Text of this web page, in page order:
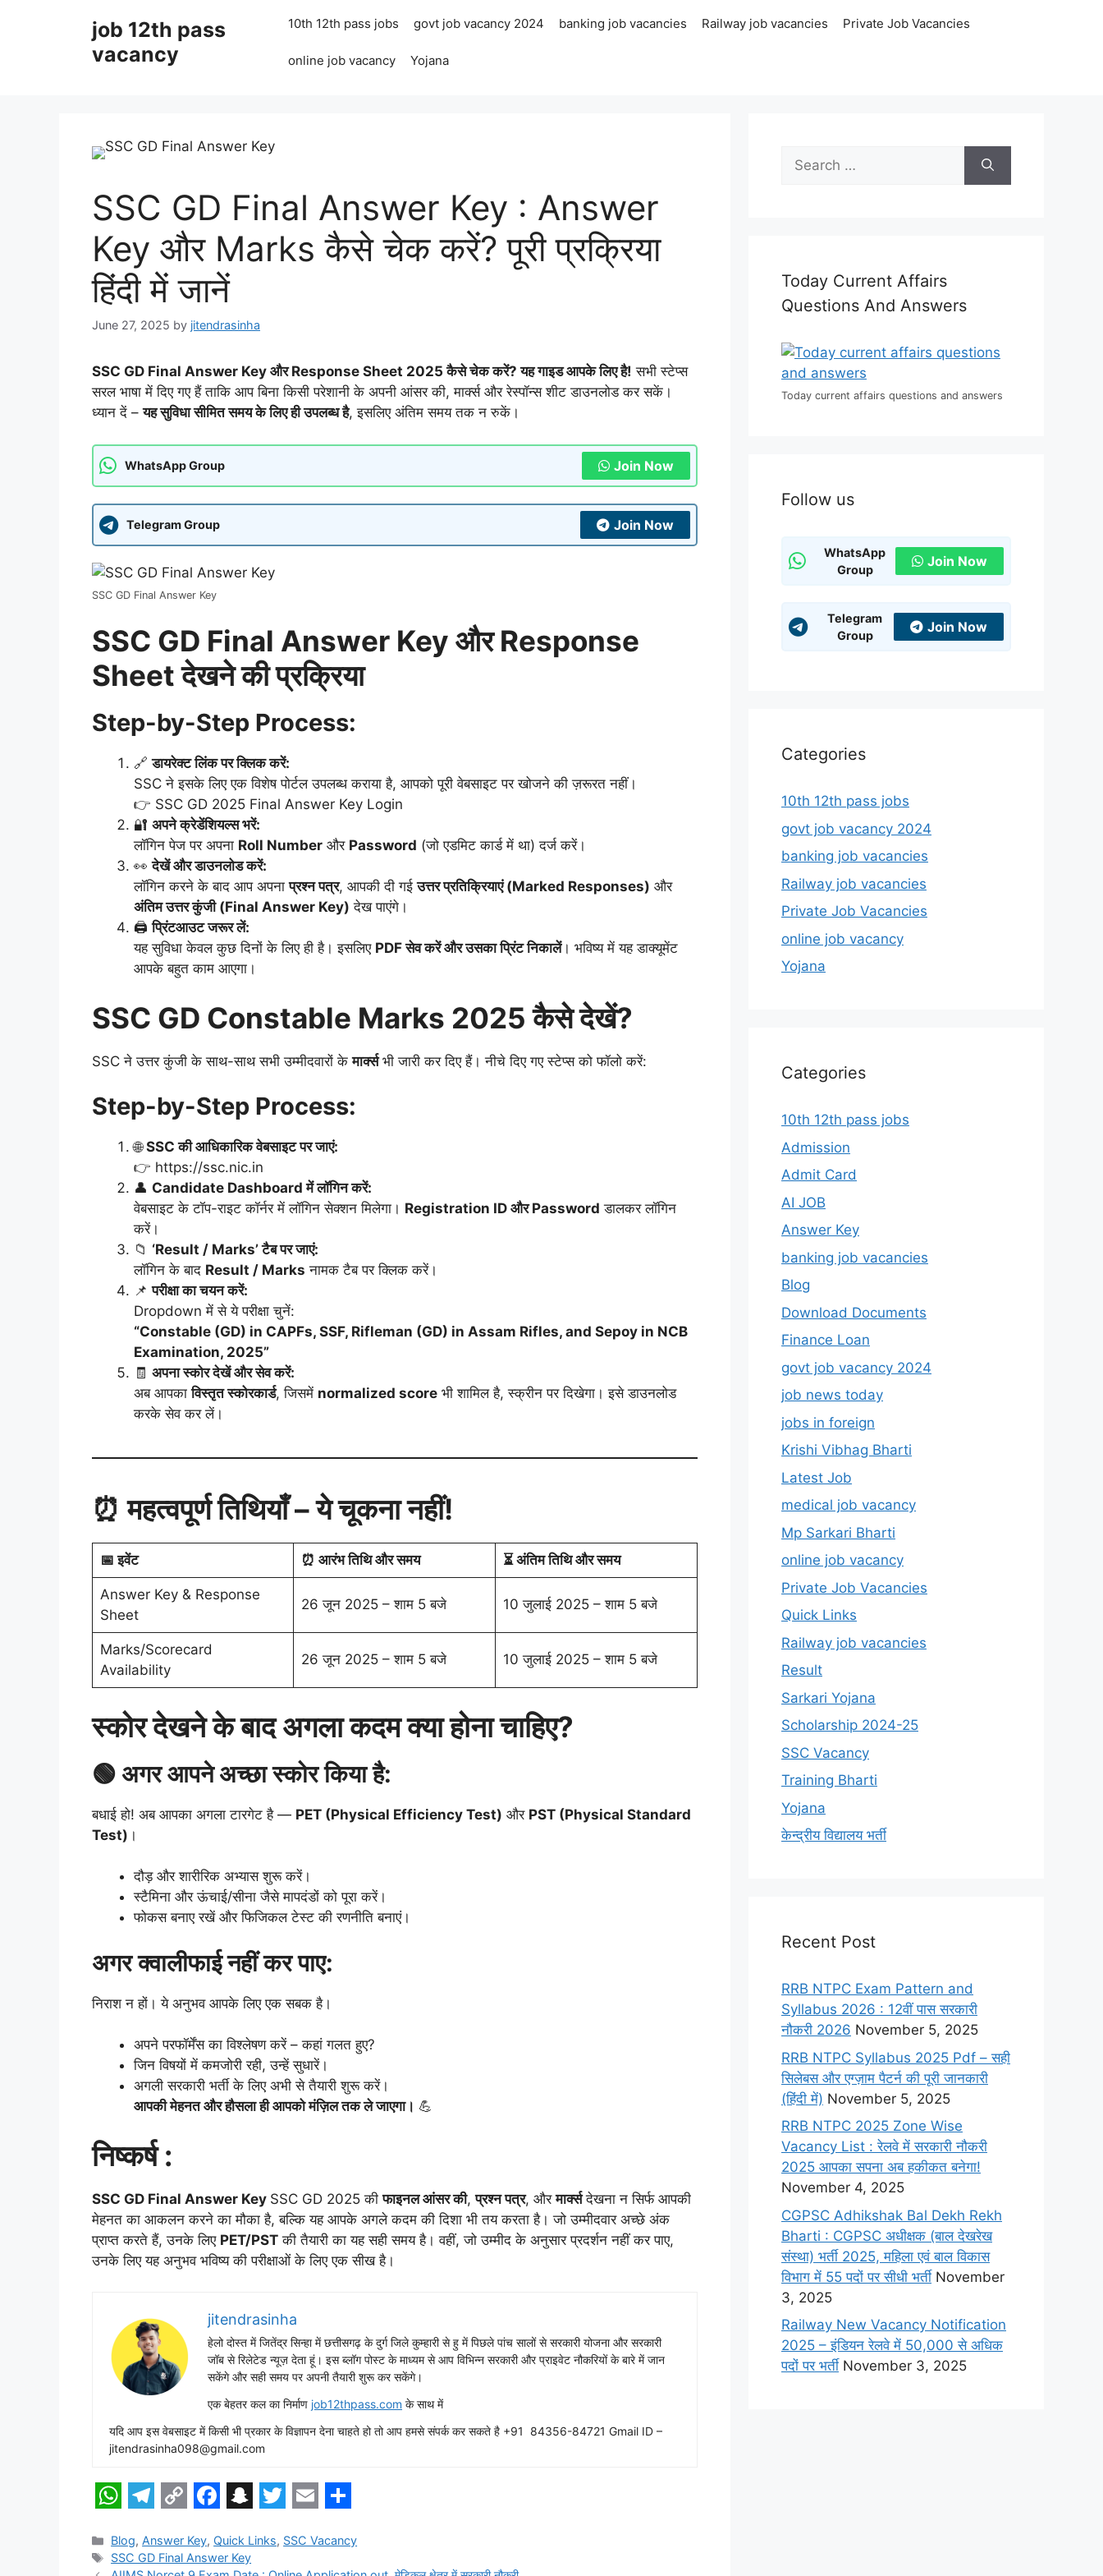
job 12th pass
vacancy
10th 12th pass jobs govt job vacancy 2024 banking job vacancies Railway job vacancies Private Job Vacancies
online job vacancy Yojana
SSC GD Final Answer Key : Answer
Key और Marks कैसे चेक करें? पूरी प्रक्रिया
हिंदी में जानें
June 27, 2025 by jitendrasinha
SSC GD Final Answer Key और Response Sheet 2025 कैसे चेक करें? यह गाइड आपके लिए है! सभी स्टेप्स
सरल भाषा में दिए गए हैं ताकि आप बिना किसी परेशानी के अपनी आंसर की, मार्क्स और रेस्पॉन्स शीट डाउनलोड कर सकें।
ध्यान दें –यह सुविधा सीमित समय के लिए ही उपलब्ध है, इसलिए अंतिम समय तक न रुकें।
WhatsApp Group Join Now
Telegram Group Join Now
SSC GD Final Answer Key
SSC GD Final Answer Key और Response
Sheet देखने की प्रक्रिया
Step-by-Step Process:
🔗डायरेक्ट लिंक पर क्लिक करें:
SSC ने इसके लिए एक विशेष पोर्टल उपलब्ध कराया है, आपको पूरी वेबसाइट पर खोजने की ज़रूरत नहीं।
👉 SSC GD 2025 Final Answer Key Login
🔐 अपने क्रेडेंशियल्स भरें:
लॉगिन पेज पर अपना Roll Number और Password (जो एडमिट कार्ड में था) दर्ज करें।
👀देखें और डाउनलोड करें:
लॉगिन करने के बाद आप अपनाप्रश्न पत्र, आपकी दी गईउत्तर प्रतिक्रियाएं (Marked Responses) और
अंतिम उत्तर कुंजी (Final Answer Key) देख पाएंगे।
🖨️प्रिंटआउट जरूर लें:
यह सुविधा केवल कुछ दिनों के लिए ही है। इसलिए PDF सेव करें और उसका प्रिंट निकालें। भविष्य में यह डाक्यूमेंट
आपके बहुत काम आएगा।
SSC GD Constable Marks 2025 कैसे देखें?
SSC ने उत्तर कुंजी के साथ-साथ सभी उम्मीदवारों केमार्क्सभी जारी कर दिए हैं। नीचे दिए गए स्टेप्स को फॉलो करें:
Step-by-Step Process:
🌐SSC की आधिकारिक वेबसाइट पर जाएं:
👉 https://ssc.nic.in
👤 Candidate Dashboard में लॉगिन करें:
वेबसाइट के टॉप-राइट कॉर्नर में लॉगिन सेक्शन मिलेगा। Registration ID और Password डालकर लॉगिन
करें।
📁 ‘Result / Marks’ टैब पर जाएं:
लॉगिन के बाद Result / Marks नामक टैब पर क्लिक करें।
📌परीक्षा का चयन करें:
Dropdown में से ये परीक्षा चुनें:
“Constable (GD) in CAPFs, SSF, Rifleman (GD) in Assam Rifles, and Sepoy in NCB
Examination, 2025”
🧾 अपना स्कोर देखें और सेव करें:
अब आपकाविस्तृत स्कोरकार्ड, जिसमें normalized score भी शामिल है, स्क्रीन पर दिखेगा। इसे डाउनलोड
करके सेव कर लें।
⏰ महत्वपूर्ण तिथियाँ – ये चूकना नहीं!
📅 इवेंट ⏰ आरंभ तिथि और समय ⏳ अंतिम तिथि और समय
Answer Key & Response
Sheet
26 जून 2025 – शाम 5 बजे 10 जुलाई 2025 – शाम 5 बजे
Marks/Scorecard
Availability
26 जून 2025 – शाम 5 बजे 10 जुलाई 2025 – शाम 5 बजे
स्कोर देखने के बाद अगला कदम क्या होना चाहिए?
🟢 अगर आपने अच्छा स्कोर किया है:
बधाई हो! अब आपका अगला टारगेट है — PET (Physical Efficiency Test) और PST (Physical Standard
Test) ।
दौड़ और शारीरिक अभ्यास शुरू करें।
स्टैमिना और ऊंचाई/सीना जैसे मापदंडों को पूरा करें।
फोकस बनाए रखें और फिजिकल टेस्ट की रणनीति बनाएं।
अगर क्वालीफाई नहीं कर पाए:
निराश न हों। ये अनुभव आपके लिए एक सबक है।
अपने परफॉर्मेंस का विश्लेषण करें – कहां गलत हुए?
जिन विषयों में कमजोरी रही, उन्हें सुधारें।
अगली सरकारी भर्ती के लिए अभी से तैयारी शुरू करें।
आपकी मेहनत और हौसला ही आपको मंज़िल तक ले जाएगा। 💪
निष्कर्ष :
SSC GD Final Answer Key SSC GD 2025 कीफाइनल आंसर की,प्रश्न पत्र, औरमार्क्सदेखना न सिर्फ आपकी
मेहनत का आकलन करने का मौका है, बल्कि यह आपके अगले कदम की दिशा भी तय करता है। जो उम्मीदवार अच्छे अंक
प्राप्त करते हैं, उनके लिए PET/PST की तैयारी का यह सही समय है। वहीं, जो उम्मीद के अनुसार प्रदर्शन नहीं कर पाए,
उनके लिए यह अनुभव भविष्य की परीक्षाओं के लिए एक सीख है।
jitendrasinha
हेलो दोस्त में जितेंद्र सिन्हा में छत्तीसगढ़ के दुर्ग जिले कुम्हारी से हु में पिछले पांच सालों से सरकारी योजना और सरकारी
जॉब से रिलेटेड न्यूज़ देता हूं। इस ब्लॉग पोस्ट के माध्यम से आप विभिन्न सरकारी और प्राइवेट नौकरियों के बारे में जान
सकेंगे और सही समय पर अपनी तैयारी शुरू कर सकेंगे।
एक बेहतर कल का निर्माण job12thpass.com के साथ में
यदि आप इस वेबसाइट में किसी भी प्रकार के विज्ञापन देना चाहते हो तो आप हमसे संपर्क कर सकते है +91 84356-84721 Gmail ID –
jitendrasinha098@gmail.com
h
e o a n w m h
Categories
Blog,Answer Key, Quick Links, SSC Vacancy
Tags
SSC GD Final Answer Key
Search
for:
Today Current Affairs
Questions And Answers
Today current affairs questions and answers
Follow us
WhatsApp
Group
Join Now
Telegram
Group
Join Now
Categories
10th 12th pass jobs
govt job vacancy 2024
banking job vacancies
Railway job vacancies
Private Job Vacancies
online job vacancy
Yojana
Categories
10th 12th pass jobs
Admission
Admit Card
AI JOB
Answer Key
banking job vacancies
Blog
Download Documents
Finance Loan
govt job vacancy 2024
job news today
jobs in foreign
Krishi Vibhag Bharti
Latest Job
medical job vacancy
Mp Sarkari Bharti
online job vacancy
Private Job Vacancies
Quick Links
Railway job vacancies
Result
Sarkari Yojana
Scholarship 2024-25
SSC Vacancy
Training Bharti
Yojana
केन्द्रीय विद्यालय भर्ती
Recent Post
RRB NTPC Exam Pattern and
Syllabus 2026 : 12वीं पास सरकारी
नौकरी 2026 November 5, 2025
RRB NTPC Syllabus 2025 Pdf – सही
सिलेबस और एग्ज़ाम पैटर्न की पूरी जानकारी
(हिंदी में) November 5, 2025
RRB NTPC 2025 Zone Wise
Vacancy List : रेलवे में सरकारी नौकरी
2025 आपका सपना अब हकीकत बनेगा!
November 4, 2025
CGPSC Adhikshak Bal Dekh Rekh
Bharti : CGPSC अधीक्षक (बाल देखरेख
संस्था) भर्ती 2025, महिला एवं बाल विकास
विभाग में 55 पदों पर सीधी भर्ती November
3, 2025
Railway New Vacancy Notification
2025 – इंडियन रेलवे में 50,000 से अधिक
पदों पर भर्ती November 3, 2025